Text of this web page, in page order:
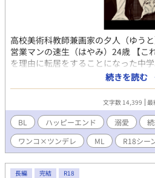
高校美術科教師兼画家の夕人（ゆう
営業マンの速生（はやみ）24歳 【こ
を理由に転居をすることになった中
住む同級生・速生と出会う。 心に傷
に、屈託の無い明るい笑顔でまるで
速生。二人は惹かれ合う。 徐々に歩
れ違いの末に高校卒業時決別する。
となった二人は偶然の再会を果たし
より、途切れることのなかった強い
に結ばれた。長く互いを不在にした
これから続く永くあたたかい日々を
に…… 二人は誓い合ったのだった
続きを読む
文字数 14,399 最
BL ハッピーエンド 溺愛
ワンコ×ツンデレ
ML R18シー
長編 完結 R18